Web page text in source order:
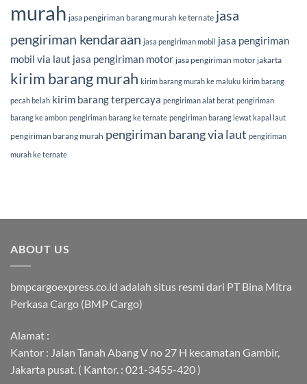
murah jasa pengiriman barang murah ke ternate jasa
pengiriman kendaraan jasa pengiriman mobil
jasa pengiriman
mobil via laut jasa pengiriman motor jasa pengiriman motor jakarta
kirim barang murah kirim barang murah ke maluku kirim barang
pecah belah kirim barang terpercaya pengiriman alat berat pengiriman
barang ke ambon pengiriman barang ke ternate pengiriman barang lewat kapal laut
pengiriman barang murah pengiriman barang via laut pengiriman
murah ke ternate
ABOUT US
bmpcargoexpress.co.id adalah situs resmi dari PT Bina Mitra
Perkasa Cargo (BMP Cargo)
Alamat :
Kantor : Jalan Tanah Abang V no 27 H kecamatan Gambir,
Jakarta pusat. ( Kantor. : 021-3455-420 )